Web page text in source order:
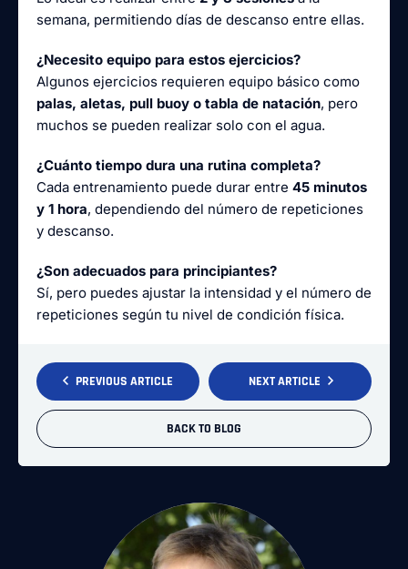
semana, permitiendo días de descanso entre ellas.
¿Necesito equipo para estos ejercicios?
Algunos ejercicios requieren equipo básico como
palas, aletas, pull buoy o tabla de natación, pero
muchos se pueden realizar solo con el agua.
¿Cuánto tiempo dura una rutina completa?
Cada entrenamiento puede durar entre 45 minutos
y 1 hora, dependiendo del número de repeticiones
y descanso.
¿Son adecuados para principiantes?
Sí, pero puedes ajustar la intensidad y el número de
repeticiones según tu nivel de condición física.
PREVIOUS ARTICLE
BACK TO BLOG
NEXT ARTICLE